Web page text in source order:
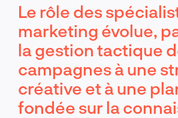
Le rôle des
marketing évolue,
la gestion tactique
campagnes à une
créative et à une
fondée sur la